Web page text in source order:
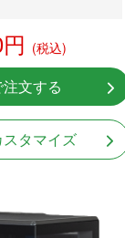
(税込)
文する
タマイズ